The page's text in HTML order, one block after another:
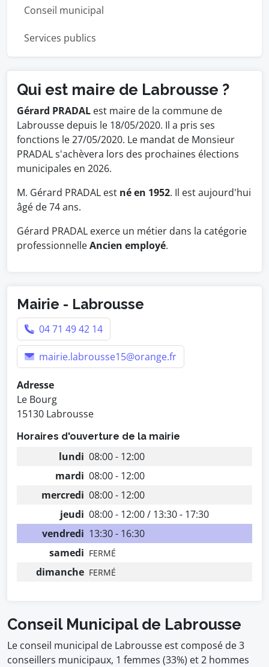
Conseil municipal
Services publics
Qui est maire de Labrousse ?
Gérard PRADAL est maire de la commune de
Labrousse depuis le 18/05/2020. Il a pris ses
fonctions le 27/05/2020. Le mandat de Monsieur
PRADAL s'achèvera lors des prochaines élections
municipales en 2026.
M. Gérard PRADAL est né en 1952. Il est aujourd'hui
âgé de 74 ans.
Gérard PRADAL exerce un métier dans la catégorie
professionnelleAncien employé.
Mairie - Labrousse
04 71 49 42 14
mairie.labrousse15@orange.fr
Adresse
Le Bourg
15130 Labrousse
Horaires d'ouverture de la mairie
lundi 08:00 - 12:00
mardi 08:00 - 12:00
mercredi 08:00 - 12:00
jeudi 08:00 - 12:00 / 13:30 - 17:30
vendredi 13:30 - 16:30
samedi FERMÉ
dimanche FERMÉ
Conseil Municipal de Labrousse
Le conseil municipal de Labrousse est composé de 3
conseillers municipaux, 1 femmes (33%) et 2 hommes